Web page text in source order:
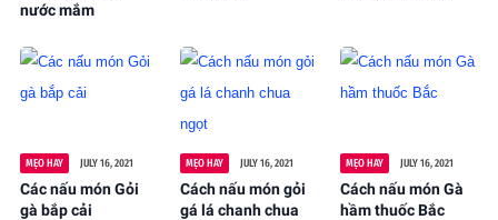
nước mắm
MẸO HAY JULY 16, 2021
Các nấu món Gỏi
gà bắp cải
MẸO HAY JULY 16, 2021
Cách nấu món gỏi
gá lá chanh chua
MẸO HAY JULY 16, 2021
Cách nấu món Gà
hầm thuốc Bắc